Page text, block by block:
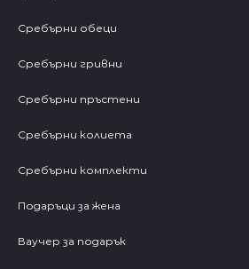
Сребърни обеци
Сребърни гривни
Сребърни пръстени
Сребърни колиета
Сребърни комплекти
Подаръци за жена
Ваучер за подарък